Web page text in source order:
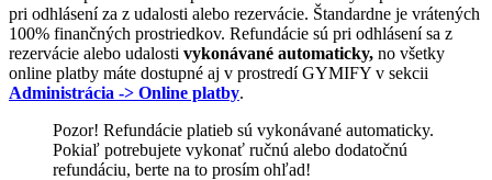
pri odhlásení za z udalosti alebo rezervácie. Štandardne je vrátených
100% finančných prostriedkov. Refundácie sú pri odhlásení sa z
rezervácie alebo udalosti vykonávané automaticky, no všetky
online platby máte dostupné aj v prostredí GYMIFY v sekcii
Administrácia -> Online platby.
Pozor! Refundácie platieb sú vykonávané automaticky.
Pokiaľ potrebujete vykonať ručnú alebo dodatočnú
refundáciu, berte na to prosím ohľad!